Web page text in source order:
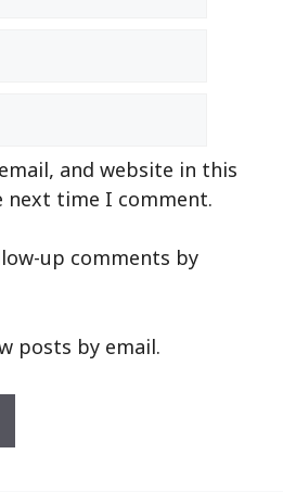
and website in this
next time I comment.
up comments by
posts by email.